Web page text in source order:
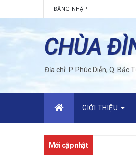
ĐĂNG NHẬP
CHÙA
Địa chỉ: P. Phúc Diễn, Q. Bắc
GIỚI THIỆU
Mới cập nhật